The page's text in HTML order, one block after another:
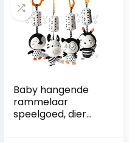
Baby hangende
rammelaar
speelgoed, dier